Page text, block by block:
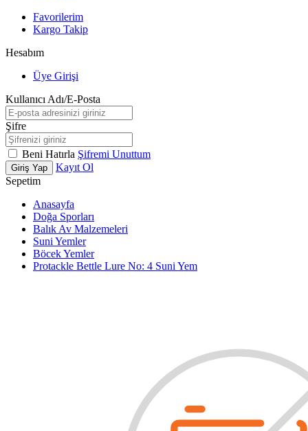
Favorilerim
Kargo Takip
Hesabım
Üye Girişi
Kullanıcı Adı/E-Posta
Şifre
Beni Hatırla Şifremi Unuttum
Giriş Yap
Kayıt Ol
Sepetim
Anasayfa
Doğa Sporları
Balık Av Malzemeleri
Suni Yemler
Böcek Yemler
Protackle Bettle Lure No: 4 Suni Yem